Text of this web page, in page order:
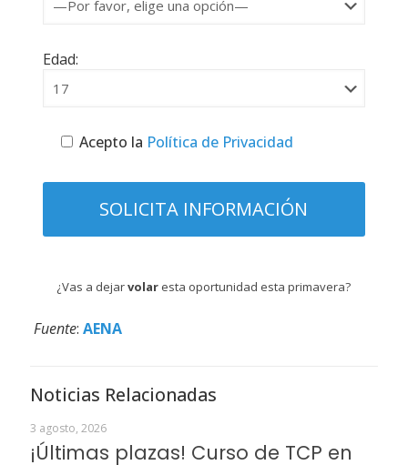
Edad:
Acepto la Política de Privacidad
¿Vas a dejarvolaresta oportunidad esta primavera?
Fuente: AENA
Noticias Relacionadas
3 agosto, 2026
¡Últimas plazas! Curso de TCP en